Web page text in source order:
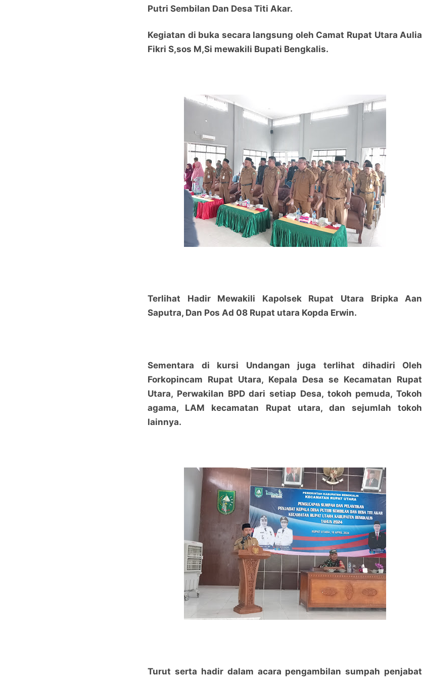
Putri Sembilan Dan Desa Titi Akar.
Kegiatan di buka secara langsung oleh Camat Rupat Utara Aulia
Fikri S,sos M,Si mewakili Bupati Bengkalis.
Terlihat Hadir Mewakili Kapolsek Rupat Utara Bripka Aan
Saputra, Dan Pos Ad 08 Rupat utara Kopda Erwin.
Sementara di kursi Undangan juga terlihat dihadiri Oleh
Forkopincam Rupat Utara, Kepala Desa se Kecamatan Rupat
Utara, Perwakilan BPD dari setiap Desa, tokoh pemuda, Tokoh
agama, LAM kecamatan Rupat utara, dan sejumlah tokoh
lainnya.
Turut serta hadir dalam acara pengambilan sumpah penjabat